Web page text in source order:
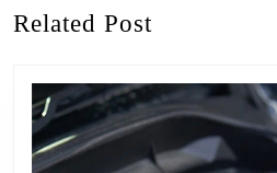
запис:
Related Post